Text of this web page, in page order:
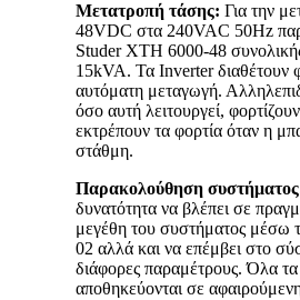
Μετατροπή τάσης: Για την
48VDC στα 240VAC 50Ηz
Studer XTH 6000-48
15kVA. Τα Inverter διαθέτουν
αυτόματη μεταγωγή.
όσο αυτή λειτουργεί,
εκτρέπουν τα φορτία όταν η
στάθμη.
Παρακολούθηση
δυνατότητα να βλέπει σε
μεγέθη του συστήματος μέσω
02 αλλά και να επέμβει στο
διάφορες παραμέτρους. Όλα τα
αποθηκεύονται σε